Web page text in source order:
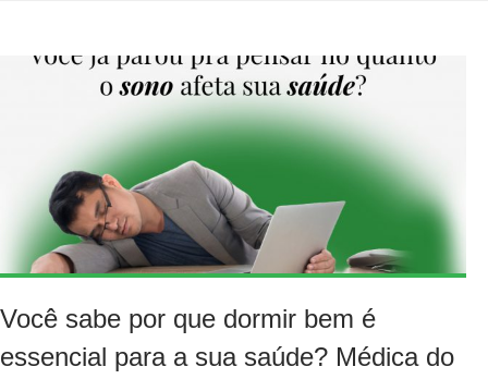
Você sabe por que dormir bem é
essencial para a sua saúde? Médica do